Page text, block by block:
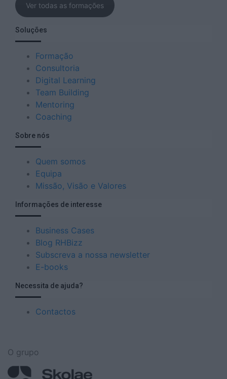
Ver todas as formações
Soluções
Formação
Consultoria
Digital Learning
Team Building
Mentoring
Coaching
Sobre nós
Quem somos
Equipa
Missão, Visão e Valores
Informações de interesse
Business Cases
Blog RHBizz
Subscreva a nossa newsletter
E-books
Necessita de ajuda?
Contactos
O grupo